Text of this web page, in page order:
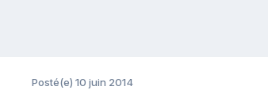
Posté(e) 10 juin 2014